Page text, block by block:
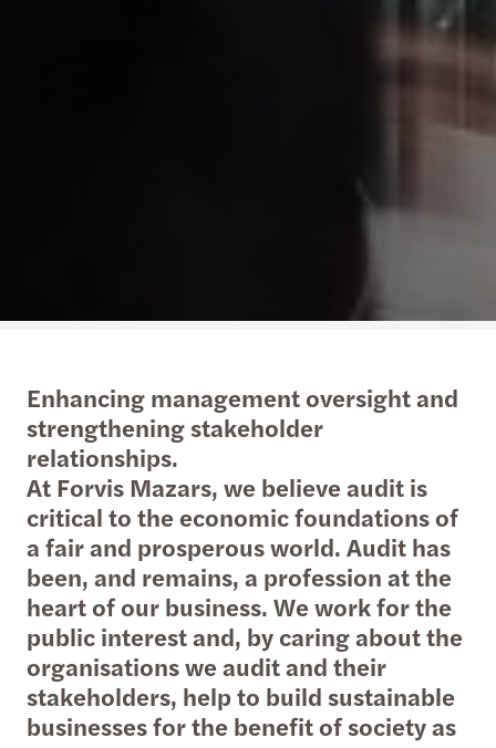
Enhancing management oversight and
strengthening stakeholder
relationships.
At Forvis Mazars, we believe audit is
critical to the economic foundations of
a fair and prosperous world. Audit has
been, and remains, a profession at the
heart of our business. We work for the
public interest and, by caring about the
organisations we audit and their
stakeholders, help to build sustainable
businesses for the benefit of society as